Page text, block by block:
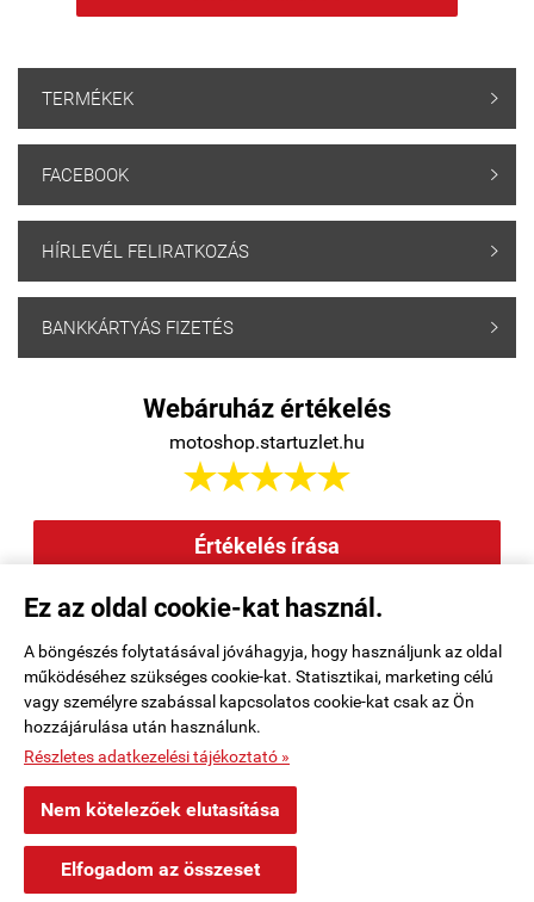
Ez az oldal cookie-kat használ.
A böngészés folytatásával jóváhagyja, hogy használjunk az oldal
működéséhez szükséges cookie-kat. Statisztikai, marketing célú
vagy személyre szabással kapcsolatos cookie-kat csak az Ön
hozzájárulása után használunk.
Részletes adatkezelési tájékoztató »
Nem kötelezőek elutasítása
Elfogadom az összeset
TERMÉKEK 
FACEBOOK 
HÍRLEVÉL FELIRATKOZÁS 
BANKKÁRTYÁS FIZETÉS 
Webáruház értékelés
motoshop.startuzlet.hu

Értékelés írása
Rendelési feltételek|Elérhetőségek|Kosár tartalma, megrendelés
Oldaltérkép|
motoshop.startuzlet.hu - SB Motoralkatrész Kft.
Webáruház készítés
Holló Péteri településről
Vásárolt a webáruházban
3 órával ezelőtt 